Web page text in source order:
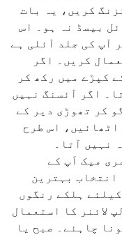
کریں، یہ بات
بیسڈ نہ ہو۔ اس
آپ کی جلد آئلی ہے
کریں۔ اگر
کپڑے میں رکھ کر
اگر آئسنگ نہیں
کر تھوڑی دیر کے
اس طرح
نہیں آتا۔
میک اَپ کے
انتخاب بہترین
ہلکے رنگوں
لائنر کا استعمال
چاہئے۔ صبح یا